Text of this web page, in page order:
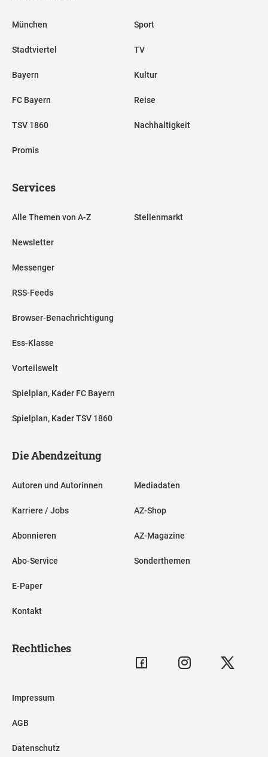
München
Stadtviertel
Bayern
FC Bayern
TSV 1860
Promis
Sport
TV
Kultur
Reise
Nachhaltigkeit
Services
Alle Themen von A-Z
Newsletter
Messenger
RSS-Feeds
Browser-Benachrichtigung
Ess-Klasse
Vorteilswelt
Spielplan, Kader FC Bayern
Spielplan, Kader TSV 1860
Stellenmarkt
Die Abendzeitung
Autoren und Autorinnen
Karriere / Jobs
Abonnieren
Abo-Service
E-Paper
Kontakt
Mediadaten
AZ-Shop
AZ-Magazine
Sonderthemen
Rechtliches
Impressum
AGB
Datenschutz